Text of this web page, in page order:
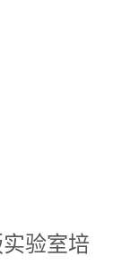
实验室培